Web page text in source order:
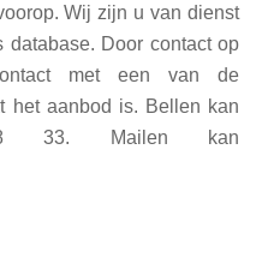
Wij zijn u van dienst
database. Door contact op
met een van de
het aanbod is. Bellen kan
33. Mailen kan